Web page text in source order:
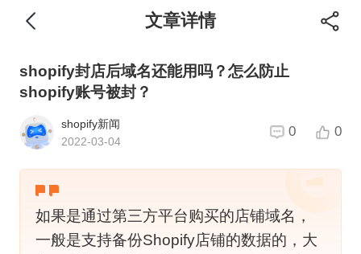
文章详情
shopify封店后域名还能用吗？怎么防止
shopify账号被封？
shopify新闻
2022-03-04
0 0
如果是通过第三方平台购买的店铺域名，
一般是支持备份Shopify店铺的数据的，大